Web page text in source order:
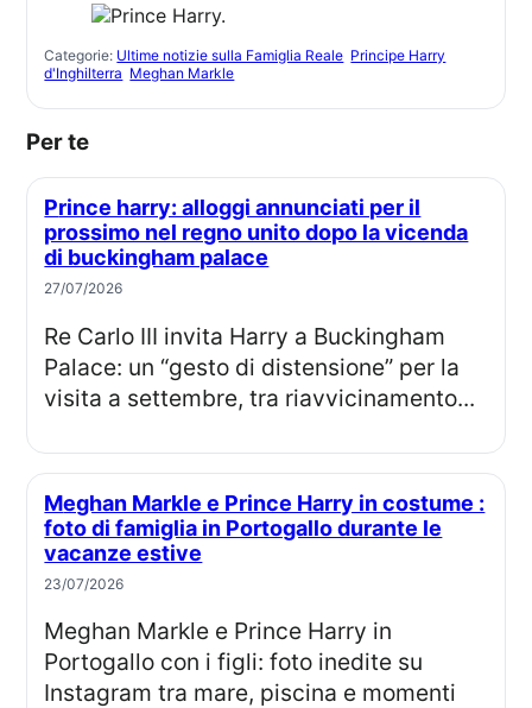
Categorie: Ultime notizie sulla Famiglia Reale Principe Harry
d'Inghilterra Meghan Markle
Per te
Prince harry: alloggi annunciati per il
prossimo nel regno unito dopo la vicenda
di buckingham palace
27/07/2026
Re Carlo III invita Harry a Buckingham
Palace: un “gesto di distensione” per la
visita a settembre, tra riavvicinamento...
Meghan Markle e Prince Harry in costume :
foto di famiglia in Portogallo durante le
vacanze estive
23/07/2026
Meghan Markle e Prince Harry in
Portogallo con i figli: foto inedite su
Instagram tra mare, piscina e momenti